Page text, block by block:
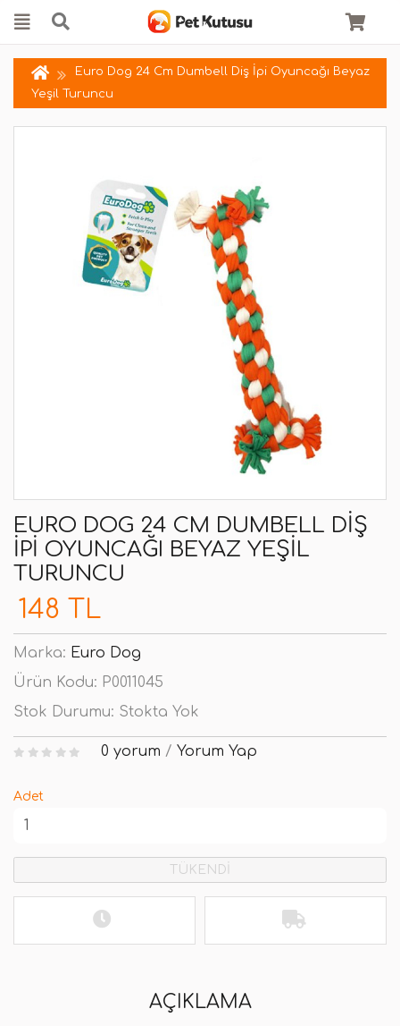
Euro Dog 24 Cm Dumbell Diş İpi Oyuncağı Beyaz
Yeşil Turuncu
EURO DOG 24 CM DUMBELL DIŞ
İPI OYUNCAĞI BEYAZ YEŞIL
TURUNCU
148 TL
Marka: Euro Dog
Ürün Kodu: P0011045
Stok Durumu: Stokta Yok
0 yorum / Yorum Yap
Adet
TÜKENDİ
AÇIKLAMA